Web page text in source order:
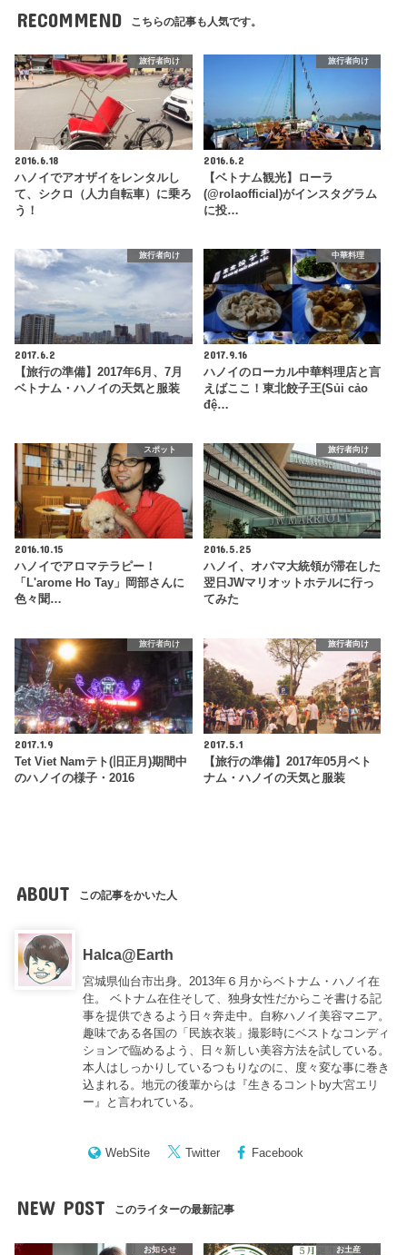
RECOMMEND こちらの記事も人気です。
旅行者向け
2016.6.18
ハノイでアオザイをレンタルし
て、シクロ（人力自転車）に乗ろ
う！
旅行者向け
2016.6.2
【ベトナム観光】ローラ
(@rolaofficial)がインスタグラム
に投…
旅行者向け
2017.6.2
【旅行の準備】2017年6月、7月
ベトナム・ハノイの天気と服装
中華料理
2017.9.16
ハノイのローカル中華料理店と言
えばここ！東北餃子王(Sủi cảo
đệ…
スポット
2016.10.15
ハノイでアロマテラピー！
「L'arome Ho Tay」岡部さんに
色々聞…
旅行者向け
2016.5.25
ハノイ、オバマ大統領が滞在した
翌日JWマリオットホテルに行っ
てみた
旅行者向け
2017.1.9
Tet Viet Namテト(旧正月)期間中
のハノイの様子・2016
旅行者向け
2017.5.1
【旅行の準備】2017年05月ベト
ナム・ハノイの天気と服装
ABOUT この記事をかいた人
Halca@Earth
宮城県仙台市出身。2013年６月からベトナム・ハノイ在
住。 ベトナム在住そして、独身女性だからこそ書ける記
事を提供できるよう日々奔走中。自称ハノイ美容マニア。
趣味である各国の「民族衣装」撮影時にベストなコンディ
ションで臨めるよう、日々新しい美容方法を試している。
本人はしっかりしているつもりなのに、度々変な事に巻き
込まれる。地元の後輩からは『生きるコントby大宮エリ
ー 』と言われている。
WebSite Twitter Facebook
NEW POST このライターの最新記事
お知らせ お土産